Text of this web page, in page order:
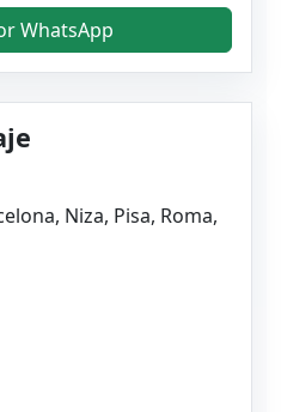
Niza, Pisa, Roma,
WhatsApp